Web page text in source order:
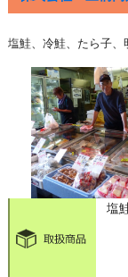
塩鮭、冷鮭、たら子、
塩